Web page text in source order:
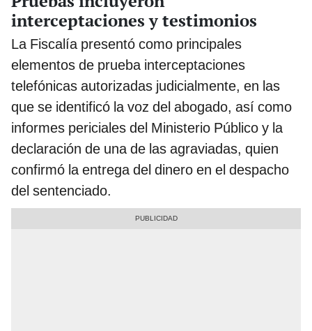
interceptaciones y testimonios
La Fiscalía presentó como principales
elementos de prueba interceptaciones
telefónicas autorizadas judicialmente, en las
que se identificó la voz del abogado, así como
informes periciales del Ministerio Público y la
declaración de una de las agraviadas, quien
confirmó la entrega del dinero en el despacho
del sentenciado.